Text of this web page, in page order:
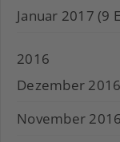
Januar 2017 (9
2016
Dezember
November